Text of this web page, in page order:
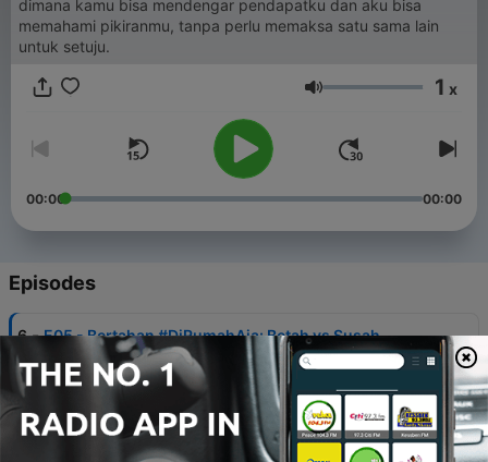
dimana kamu bisa mendengar pendapatku dan aku bisa
memahami pikiranmu, tanpa perlu memaksa satu sama lain
untuk setuju.
Volume 1 x
00:00 00:00
Episodes
6 - E05 - Bertahan #DiRumahAja: Betah vs Susah
30 Apr 2020
E04 - Saat Berbeda: Bicara vs Diem Aja
12 Nov 2019